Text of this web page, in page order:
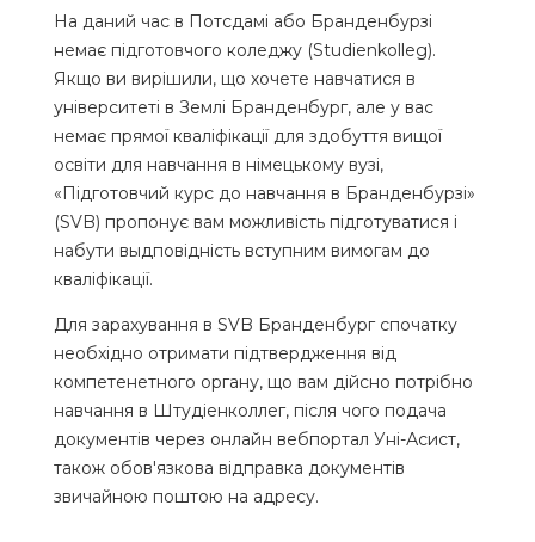
На даний час в Потсдамі або Бранденбурзі
немає підготовчого коледжу (Studienkolleg).
Якщо ви вирішили, що хочете навчатися в
університеті в Землі Бранденбург, але у вас
немає прямої кваліфікації для здобуття вищої
освіти для навчання в німецькому вузі,
«Підготовчий курс до навчання в Бранденбурзі»
(SVB) пропонує вам можливість підготуватися і
набути выдповідність вступним вимогам до
кваліфікації.
Для зарахування в SVB Бранденбург спочатку
необхідно отримати підтвердження від
компетенетного органу, що вам дійсно потрібно
навчання в Штудіенколлег, після чого подача
документів через онлайн вебпортал Уні-Асист,
також обов'язкова відправка документів
звичайною поштою на адресу.